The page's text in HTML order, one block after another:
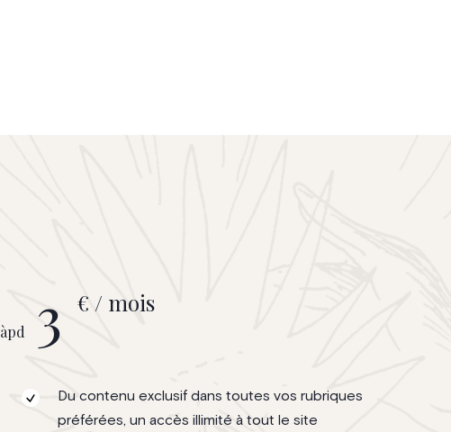
àpd 3 € / mois
Du contenu exclusif dans toutes vos rubriques
préférées, un accès illimité à tout le site